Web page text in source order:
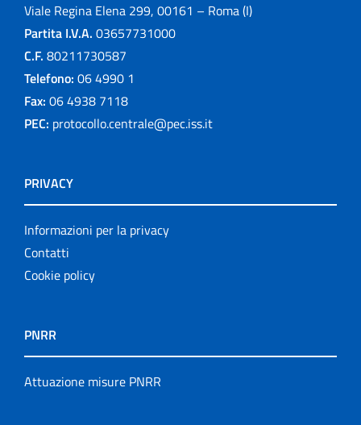
Viale Regina Elena 299, 00161 – Roma (I)
Partita I.V.A. 03657731000
C.F. 80211730587
Telefono: 06 4990 1
Fax: 06 4938 7118
PEC: protocollo.centrale@pec.iss.it
PRIVACY
Informazioni per la privacy
Contatti
Cookie policy
PNRR
Attuazione misure PNRR